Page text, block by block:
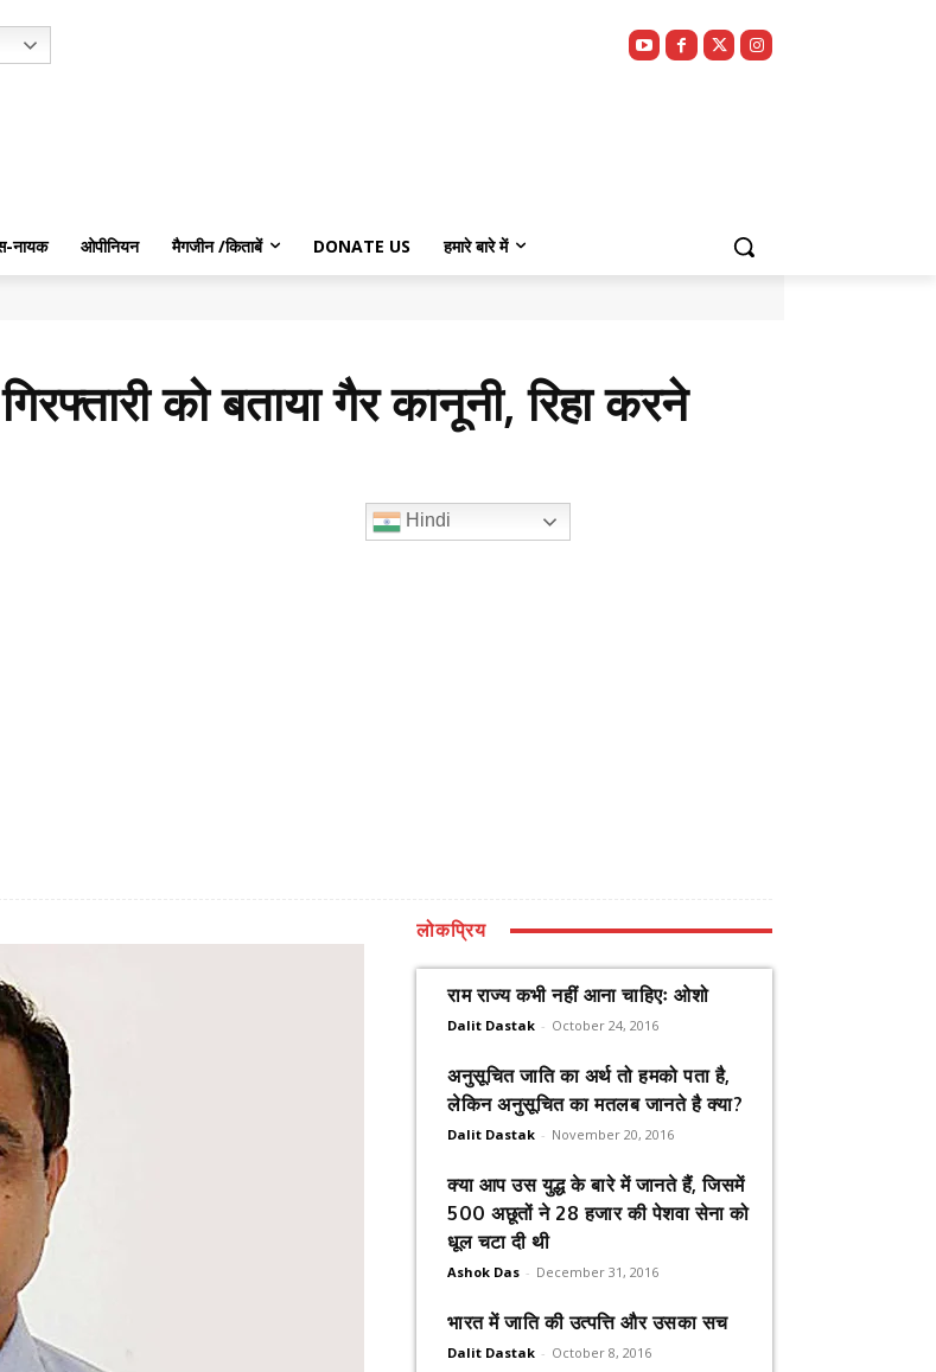
नायक ओपीनियन मैगजीन /किताबें DONATE US हमारे बारे में
को बताया गैर कानूनी, रिहा करने
Hindi
लोकप्रिय
राम राज्य कभी नहीं आना चाहिएः ओशो
Dalit Dastak - October 24, 2016
अनुसूचित जाति का अर्थ तो हमको पता है,
लेकिन अनुसूचित का मतलब जानते है क्या?
Dalit Dastak - November 20, 2016
क्या आप उस युद्ध के बारे में जानते हैं, जिसमें
500 अछूतों ने 28 हजार की पेशवा सेना को
धूल चटा दी थी
Ashok Das - December 31, 2016
भारत में जाति की उत्पत्ति और उसका सच
Dalit Dastak - October 8, 2016